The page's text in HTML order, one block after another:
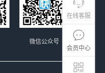
在线客服
会员中心
微信公众号